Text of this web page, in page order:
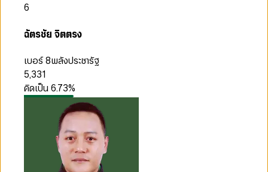
6
ฉัตรชัย จิตตรง
เบอร์ 8พลังประชารัฐ
5,331
คิดเป็น6.73%